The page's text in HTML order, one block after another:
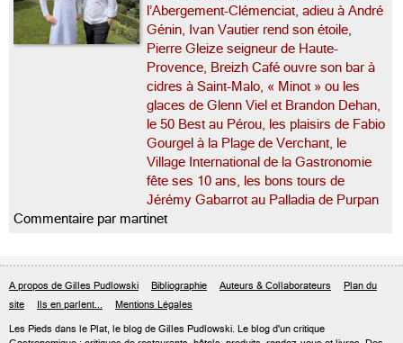
l’Abergement-Clémenciat, adieu à André
Génin, Ivan Vautier rend son étoile,
Pierre Gleize seigneur de Haute-
Provence, Breizh Café ouvre son bar à
cidres à Saint-Malo, « Minot » ou les
glaces de Glenn Viel et Brandon Dehan,
le 50 Best au Pérou, les plaisirs de Fabio
Gourgel à la Plage de Verchant, le
Village International de la Gastronomie
fête ses 10 ans, les bons tours de
Jérémy Gabarrot au Palladia de Purpan
Commentaire par martinet
A propos de Gilles Pudlowski Bibliographie Auteurs & Collaborateurs
Plan du
site
Ils en parlent... Mentions Légales
Les Pieds dans le Plat, le blog de Gilles Pudlowski. Le blog d'un critique